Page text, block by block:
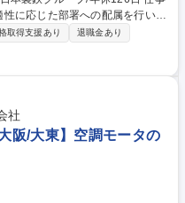
に応じた部署への配属を行いま
大規模プロジェクトに携わり、
プ企業と
中心に、ガスや水道等のインフ
計～施工～メンテナンスまでを
スで競合の少ない安定した事業
希望を考慮して決定します ※
ご確認ください。 https://www.
休126日
取得支援あり
退職金あり
社
阪/大東】空調モータの